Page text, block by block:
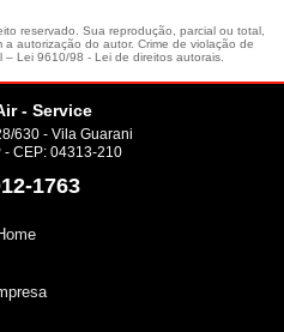
reservado. Sua reprodução, parcial ou total,
autorização do autor. Crime de violação de
– Lei 9610/98 - Lei de direitos autorais
- Service
630 - Vila Guarani
- CEP: 04313-210
1763